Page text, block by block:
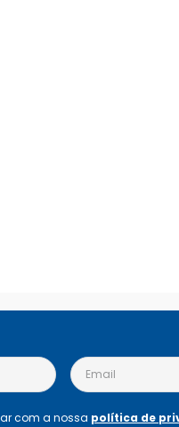
com a nossa política de